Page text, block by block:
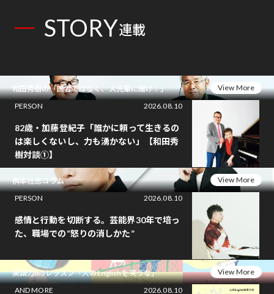
STORY連載
和田秀樹の「医者ではなく、大先輩に聞け！」
View More
PERSON
2026.08.10
82歳・加藤登紀子「誰かに頼って生きるの
は楽しくないし、力も湧かない」【和田秀
樹対談①】
桝本壮志コラム
View More
PERSON
2026.08.10
感情と行動を切断する。芸能界30年で培っ
た、職場での“怒りの消しかた”
英語力0.5レッスン「人のEnglishを笑うな」
View More
AND MORE
2026.08.10